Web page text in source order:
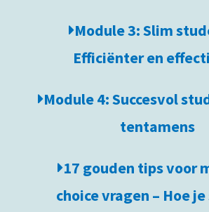
Module 3: Slim
Efficiënter en
Module 4: Succesvol
tentamens
17 gouden tips voor
choice vragen – Hoe